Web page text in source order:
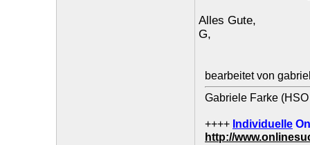
Alles Gute,
G,
bearbeitet von
Gabriele Farke (HSO
++++ Individuelle
http://